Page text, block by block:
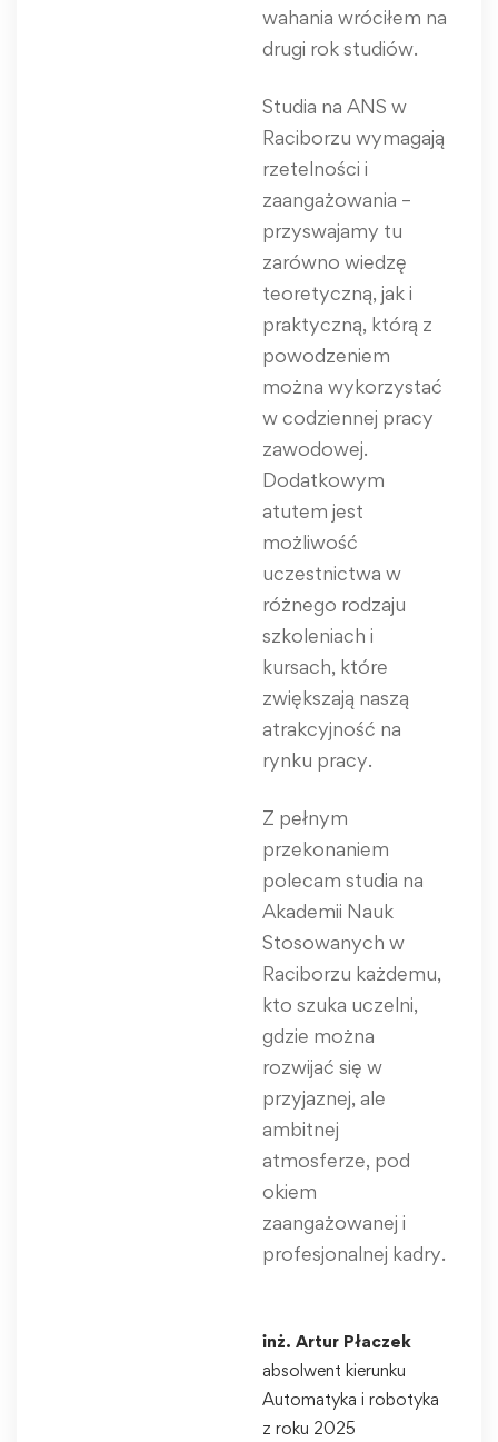
wahania wróciłem na
drugi rok studiów.
Studia na ANS w
Raciborzu wymagają
rzetelności i
zaangażowania –
przyswajamy tu
zarówno wiedzę
teoretyczną, jak i
praktyczną, którą z
powodzeniem
można wykorzystać
w codziennej pracy
zawodowej.
Dodatkowym
atutem jest
możliwość
uczestnictwa w
różnego rodzaju
szkoleniach i
kursach, które
zwiększają naszą
atrakcyjność na
rynku pracy.
Z pełnym
przekonaniem
polecam studia na
Akademii Nauk
Stosowanych w
Raciborzu każdemu,
kto szuka uczelni,
gdzie można
rozwijać się w
przyjaznej, ale
ambitnej
atmosferze, pod
okiem
zaangażowanej i
profesjonalnej kadry.
inż. Artur Płaczek
absolwent kierunku
Automatyka i robotyka
z roku 2025